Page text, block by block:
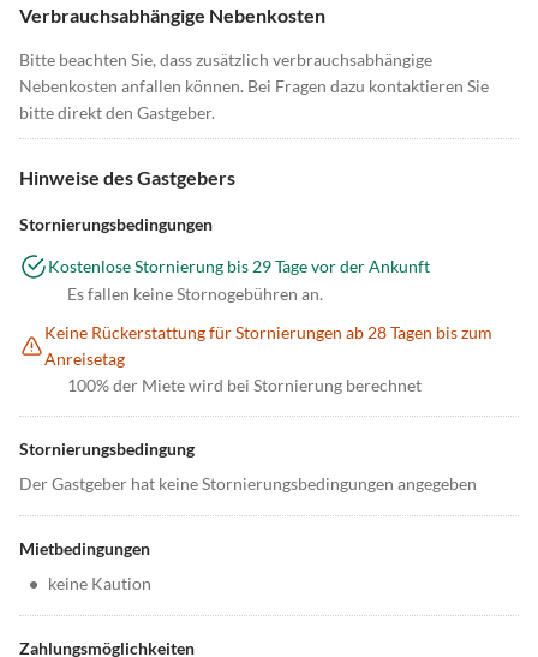
Verbrauchsabhängige Nebenkosten
Bitte beachten Sie, dass zusätzlich verbrauchsabhängige
Nebenkosten anfallen können. Bei Fragen dazu kontaktieren Sie
bitte direkt den Gastgeber.
Hinweise des Gastgebers
Stornierungsbedingungen
Kostenlose Stornierung bis 29 Tage vor der Ankunft
Es fallen keine Stornogebühren an.
Keine Rückerstattung für Stornierungen ab 28 Tagen bis zum
Anreisetag
100% der Miete wird bei Stornierung berechnet
Stornierungsbedingung
Der Gastgeber hat keine Stornierungsbedingungen angegeben
Mietbedingungen
• keine Kaution
Zahlungsmöglichkeiten